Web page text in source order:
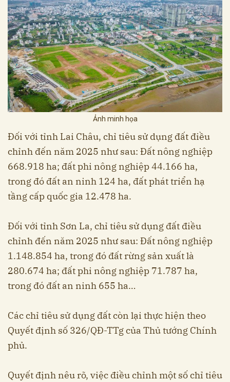
Ảnh minh họa
Đối với tỉnh Lai Châu, chỉ tiêu sử dụng đất điều
chỉnh đến năm 2025 như sau: Đất nông nghiệp
668.918 ha; đất phi nông nghiệp 44.166 ha,
trong đó đất an ninh 124 ha, đất phát triển hạ
tầng cấp quốc gia 12.478 ha.
Đối với tỉnh Sơn La, chỉ tiêu sử dụng đất điều
chỉnh đến năm 2025 như sau: Đất nông nghiệp
1.148.854 ha, trong đó đất rừng sản xuất là
280.674 ha; đất phi nông nghiệp 71.787 ha,
trong đó đất an ninh 655 ha…
Các chỉ tiêu sử dụng đất còn lại thực hiện theo
Quyết định số 326/QĐ-TTg của Thủ tướng Chính
phủ.
Quyết định nêu rõ, việc điều chỉnh một số chỉ tiêu